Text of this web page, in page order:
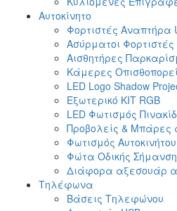
Αυτοκίνητο
Φορτιστές Αναπτήρα
Ασύρματοι Φορτιστές
Αισθητήρες
Κάμερες
LED Logo Shadow
Εξωτερικό ΚΙΤ RGB
LED Φωτισμός
Προβολείς & Μπάρες
Φωτισμός
Φώτα Οδικής
Διάφορα αξεσουάρ
Τηλέφωνα
Βάσεις Τηλεφώνου